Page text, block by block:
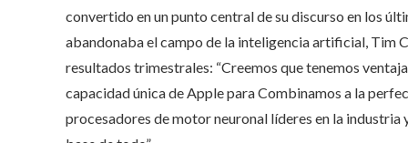
convertido en un punto central de su discurso en los
abandonaba el campo de la inteligencia artificial, Tim
resultados trimestrales: “Creemos que tenemos
capacidad única de Apple para Combinamos a la
procesadores de motor neuronal líderes en la